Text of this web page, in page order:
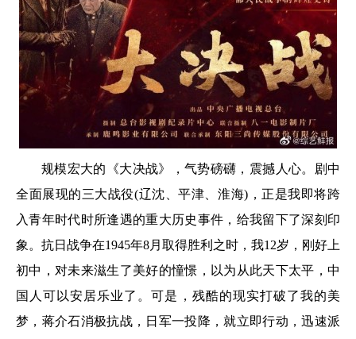
规模宏大的《大决战》，气势磅礴，震撼人心。剧中
全面展现的三大战役(辽沈、平津、淮海)，正是我即将跨
入青年时代时所逢遇的重大历史事件，给我留下了深刻印
象。抗日战争在1945年8月取得胜利之时，我12岁，刚好上
初中，对未来滋生了美好的憧憬，以为从此天下太平，中
国人可以安居乐业了。可是，残酷的现实打破了我的美
梦，蒋介石消极抗战，日军一投降，就立即行动，迅速派